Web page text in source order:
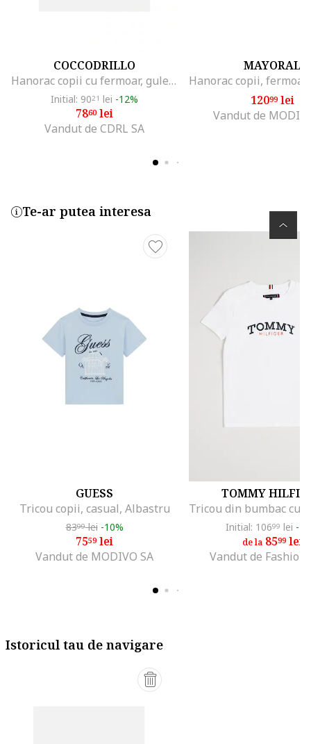
COCCODRILLO
Hanorac copii cu fermoar, guler inalt, buzunare, bej, bumbac
Initial: 9021 lei -12%
7860lei
Vandut de CDRL SA
MAYORAL
12099lei
Vandut de
Te-ar putea interesa
GUESS
Tricou copii, casual, Albastru
8399lei -10%
7559lei
Vandut de MODIVO SA
TOMMY
Initial: 10699 lei -
de la8599lei
Vandut de Fashion
Istoricul tau de navigare